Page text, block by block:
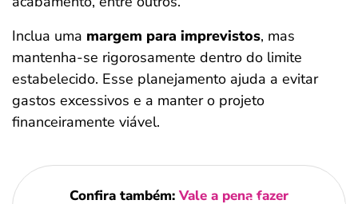
Inclua uma margem para imprevistos, mas
mantenha-se rigorosamente dentro do limite
estabelecido. Esse planejamento ajuda a evitar
gastos excessivos e a manter o projeto
financeiramente viável.
Confira também: Vale a pena fazer